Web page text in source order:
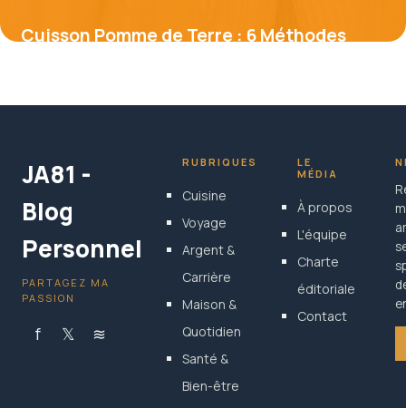
Cuisson Pomme de Terre : 6 Méthodes
JA81 -
Blog
Personnel
PARTAGEZ MA
PASSION
f 𝕏 ≋
RUBRIQUES
Cuisine
Voyage
Argent &
Carrière
Maison &
Quotidien
Santé &
Bien-être
LE
MÉDIA
À propos
L'équipe
Charte
éditoriale
Contact